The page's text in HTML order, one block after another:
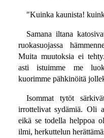
"Kuinka kaunista!
Samana iltana
ruokasuojassa
Muita muutoksia ei
asti istuimme me
kuorimme pähkinöitä
Isommat tytöt
irrottelivat sydämiä. Oli
eikä se todella helppoa
ilmi, herkuttelun